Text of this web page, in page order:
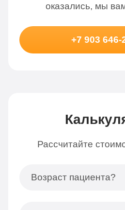
оказались, мы
+7 903 646-
Рассчитайте
Возраст пациента?